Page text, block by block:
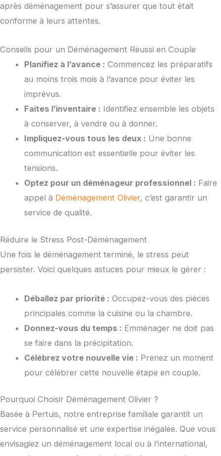
après déménagement pour s’assurer que tout était
conforme à leurs attentes.
Conseils pour un Déménagement Réussi en Couple
Planifiez à l’avance : Commencez les préparatifs
au moins trois mois à l’avance pour éviter les
imprévus.
Faites l’inventaire : Identifiez ensemble les objets
à conserver, à vendre ou à donner.
Impliquez-vous tous les deux : Une bonne
communication est essentielle pour éviter les
tensions.
Optez pour un déménageur professionnel : Faire
appel à Déménagement Olivier, c’est garantir un
service de qualité.
Réduire le Stress Post-Déménagement
Une fois le déménagement terminé, le stress peut
persister. Voici quelques astuces pour mieux le gérer :
Déballez par priorité : Occupez-vous des pièces
principales comme la cuisine ou la chambre.
Donnez-vous du temps : Emménager ne doit pas
se faire dans la précipitation.
Célébrez votre nouvelle vie : Prenez un moment
pour célébrer cette nouvelle étape en couple.
Pourquoi Choisir Déménagement Olivier ?
Basée à Pertuis, notre entreprise familiale garantit un
service personnalisé et une expertise inégalée. Que vous
envisagiez un déménagement local ou à l’international,